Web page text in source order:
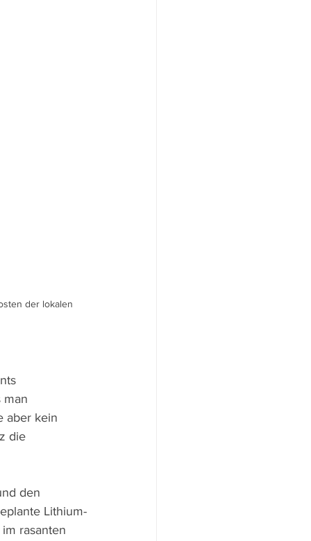
der lokalen
man
aber kein
die
den
Lithium-
rasanten